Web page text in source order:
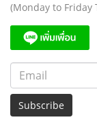
(Monday to Friday
Subscribe